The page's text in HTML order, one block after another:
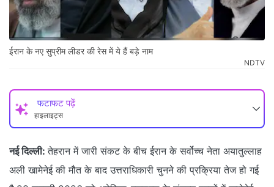
ईरान के नए सुप्रीम लीडर की रेस में ये हैं बड़े नाम
NDTV
फटाफट पढ़ें
हाइलाइट्स
नई दिल्ली: तेहरान में जारी संकट के बीच ईरान के सर्वोच्च नेता अयातुल्लाह
अली खामेनेई की मौत के बाद उत्तराधिकारी चुनने की प्रक्रिया तेज हो गई